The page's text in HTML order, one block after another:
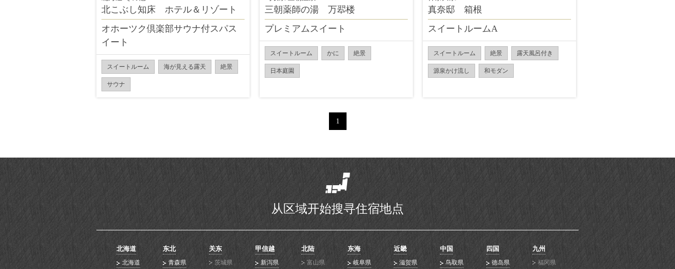
北こぶし知床 ホテル＆リゾート
オホーツク倶楽部サウナ付スパス
イート
スイートルーム 海が見える露天 絶景
サウナ
三朝薬師の湯 万翆楼
プレミアムスイート
スイートルーム かに 絶景
日本庭園
真奈邸 箱根
スイートルームA
スイートルーム 絶景 露天風呂付き
源泉かけ流し 和モダン
1
从区域开始搜寻住宿地点
北海道
北海道
东北
青森県
关东
茨城県
甲信越
新泻県
北陆
富山県
东海
岐阜県
近畿
滋贺県
中国
鸟取県
四国
徳岛県
九州
福冈県